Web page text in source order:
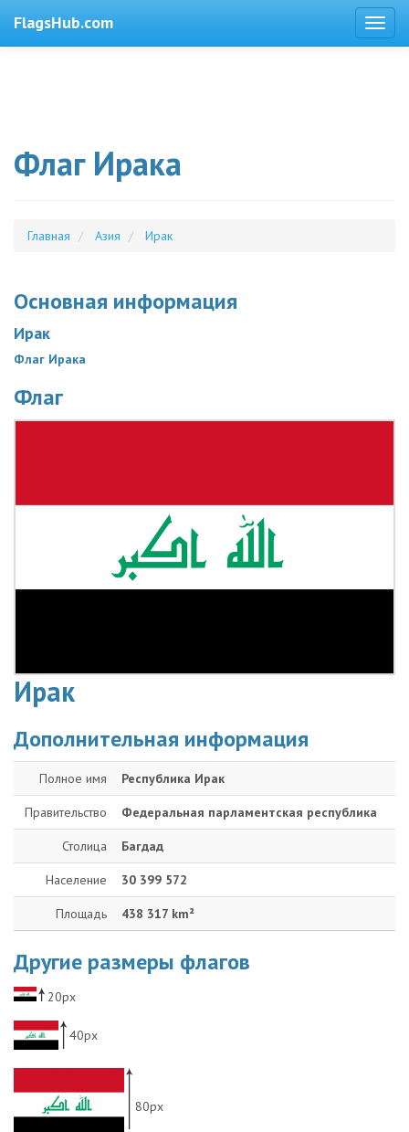
FlagsHub.com
Флаг Ирака
Главная Азия Ирак
Основная информация
Ирак
Флаг Ирака
Флаг
Ирак
Дополнительная информация
Полное имя Республика Ирак
Правительство Федеральная парламентская республика
Столица Багдад
Население 30 399 572
Площадь 438 317 km²
Другие размеры флагов
20px
40px
80px